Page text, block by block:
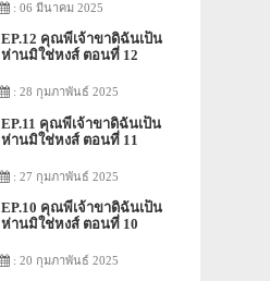
: 06 มีนาคม 2025
EP.12 คุณพี่เจ้าขาดิฉันเป็น
ห่านมิใช่หงส์ ตอนที่ 12
: 28 กุมภาพันธ์ 2025
EP.11 คุณพี่เจ้าขาดิฉันเป็น
ห่านมิใช่หงส์ ตอนที่ 11
: 27 กุมภาพันธ์ 2025
EP.10 คุณพี่เจ้าขาดิฉันเป็น
ห่านมิใช่หงส์ ตอนที่ 10
: 20 กุมภาพันธ์ 2025